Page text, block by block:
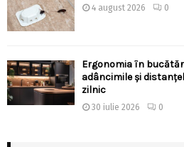
4 august 2026 0
Ergonomia în
adâncimile și
zilnic
30 iulie 2026 0